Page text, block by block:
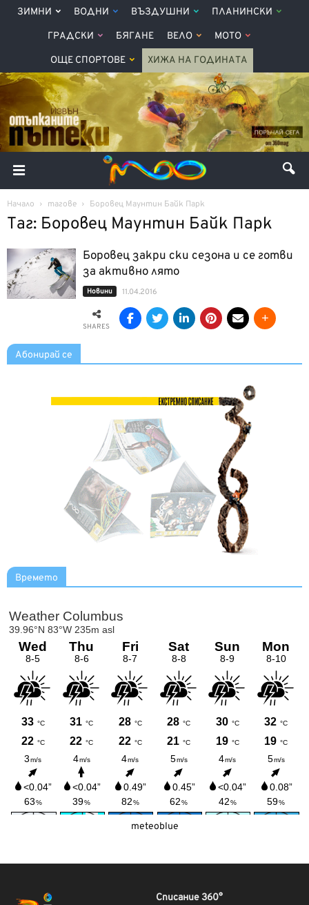
ЗИМНИ ВОДНИ ВЪЗДУШНИ ПЛАНИНСКИ
ГРАДСКИ БЯГАНЕ ВЕЛО МОТО
ОЩЕ СПОРТОВЕ ХИЖА НА ГОДИНАТА
Начало тагове Боровец Маунтин Байк Парк
Таг: Боровец Маунтин Байк Парк
Боровец закри ски сезона и се готви
за активно лято
Новини 11.04.2016
SHARES
Абонирай се
Времето
meteoblue
Списание 360°